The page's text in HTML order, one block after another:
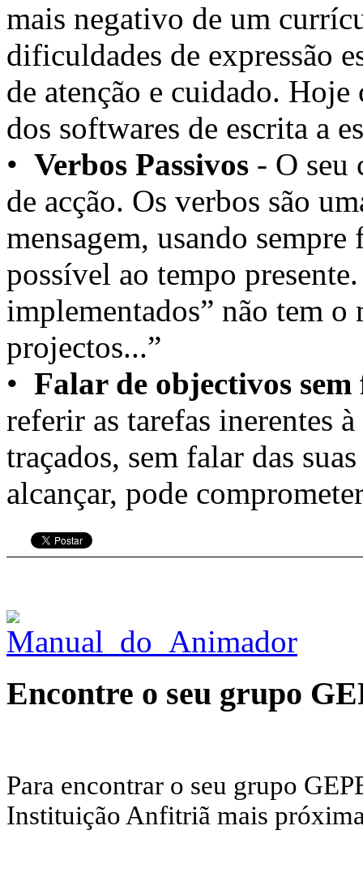
mais negativo de um
dificuldades de expressão
de atenção e cuidado.
dos softwares de escrita a
• Verbos Passivos - O seu
de acção. Os verbos são
mensagem, usando
possível ao tempo
implementados” não tem
projectos...”
• Falar de objectivos
referir as tarefas inerentes
traçados, sem falar das
alcançar, pode
Encontre o seu grupo
Para encontrar o seu grupo
Instituição Anfitriã mais